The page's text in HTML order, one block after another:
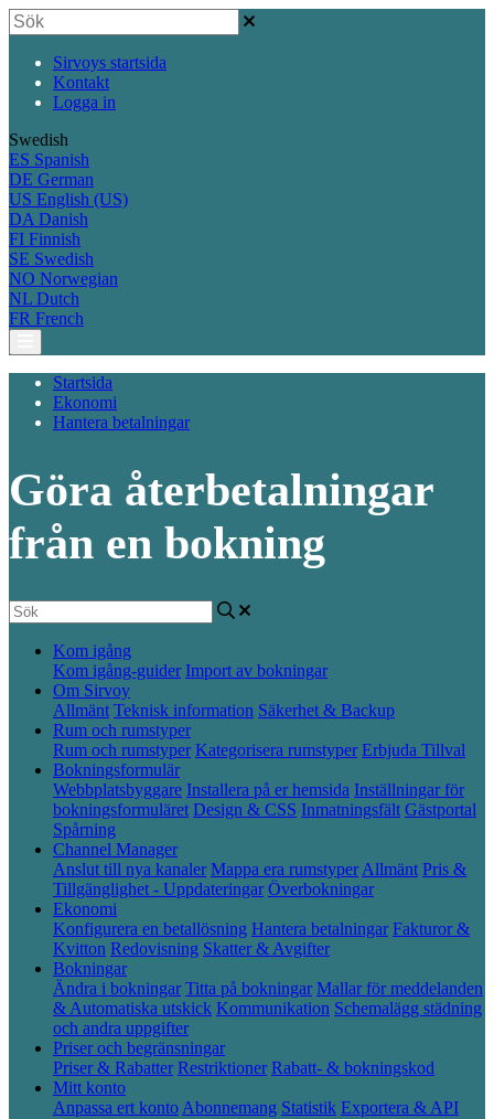
Sirvoys startsida
Kontakt
Logga in
Swedish
ES Spanish
DE German
US English (US)
DA Danish
FI Finnish
SE Swedish
NO Norwegian
NL Dutch
FR French
Startsida
Ekonomi
Hantera betalningar
Göra återbetalningar
från en bokning
Kom igång
Kom igång-guider Import av bokningar
Om Sirvoy
Allmänt Teknisk information Säkerhet & Backup
Rum och rumstyper
Rum och rumstyper Kategorisera rumstyper Erbjuda Tillval
Bokningsformulär
Webbplatsbyggare Installera på er hemsida Inställningar för
bokningsformuläret Design & CSS Inmatningsfält Gästportal
Spårning
Channel Manager
Anslut till nya kanaler Mappa era rumstyper Allmänt Pris &
Tillgänglighet - Uppdateringar Överbokningar
Ekonomi
Konfigurera en betallösning Hantera betalningar Fakturor &
Kvitton Redovisning Skatter & Avgifter
Bokningar
Ändra i bokningar Titta på bokningar Mallar för meddelanden
& Automatiska utskick Kommunikation Schemalägg städning
och andra uppgifter
Priser och begränsningar
Priser & Rabatter Restriktioner Rabatt- & bokningskod
Mitt konto
Anpassa ert konto Abonnemang Statistik Exportera & API